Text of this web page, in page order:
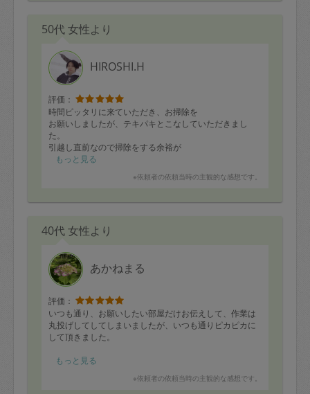
50代 女性より
HIROSHI.H
評価：
時間ピッタリに来ていただき、お掃除を
お願いしましたが、テキパキとこなしていただきまし
た。
引越し直前なので掃除をする余裕が
なくタスカジさんにお願いしましたが、
もっと見る
※依頼者の依頼当時の主観的な感想です。
40代 女性より
あかねまる
評価：
いつも通り、お願いしたい部屋だけお伝えして、作業は
丸投げしてしてしまいましたが、いつも通りピカピカに
して頂きました。
なくしていた物も色々でてきて助かりました（笑）
もっと見る
※依頼者の依頼当時の主観的な感想です。